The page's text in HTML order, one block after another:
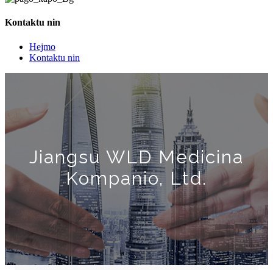
Kontaktu nin
Hejmo
Kontaktu nin
Jiangsu WLD Medicina
Kompanio, Ltd.